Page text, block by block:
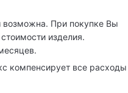
возможна. При покупке Вы
изделия.
компенсирует все расходы